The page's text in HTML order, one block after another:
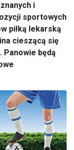
i
sportowych
piłką lekarską
cieszącą się
Panowie będą